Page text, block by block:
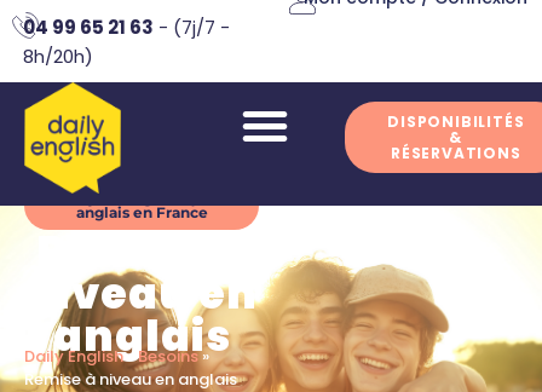
04 99 65 21 63 - (7j/7 -
8h/20h)
DISPONIBILITÉS
&
RÉSERVATIONS
Séjour linguistique
anglais en France
Remise à
niveau en
anglais
Daily English»Besoins»
Remise à niveau en anglais